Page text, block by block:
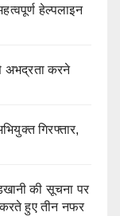
हेल्पलाइन
अभद्रता करने
गिरफ्तार,
की सूचना पर
करते हुए तीन नफर